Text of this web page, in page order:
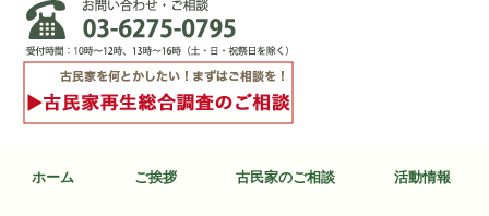
ホーム ご挨拶 古民家のご相談 活動情報